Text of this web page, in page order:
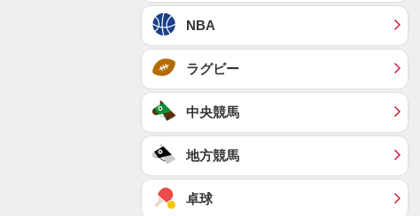
NBA
ラグビー
中央競馬
地方競馬
卓球